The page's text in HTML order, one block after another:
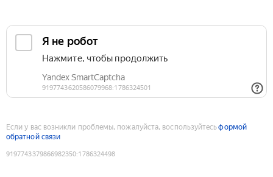
Если у вас возникли проблемы, пожалуйста, воспользуйтесьформой
обратной связи
9197743379866982350:1786324498